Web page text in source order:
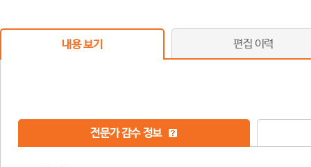
내용 보기 편집 이력
전문가 감수 정보